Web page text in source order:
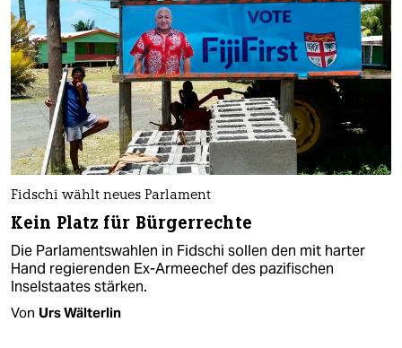
Fidschi wählt neues Parlament
Kein Platz für Bürgerrechte
Die Parlamentswahlen in Fidschi sollen den mit harter
Hand regierenden Ex-Armeechef des pazifischen
Inselstaates stärken.
Von Urs Wälterlin